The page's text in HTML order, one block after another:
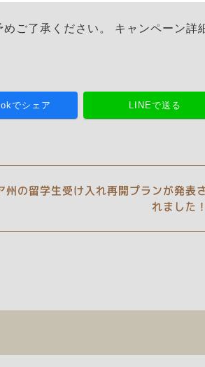
ご了承ください。 キャンペーン詳
でシェア LINEで送る
州の留学生受け入れ再開プランが発表
れました